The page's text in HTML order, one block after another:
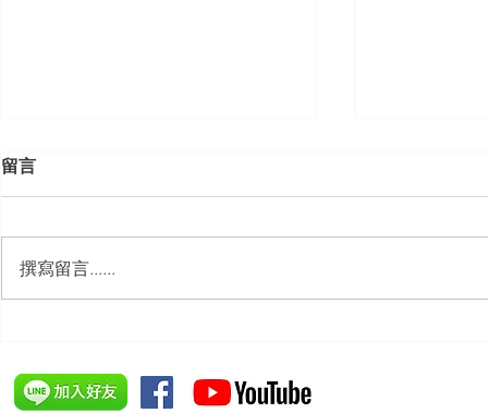
訓練）課程，邀請本所所長 邱
留言
撰寫留言......